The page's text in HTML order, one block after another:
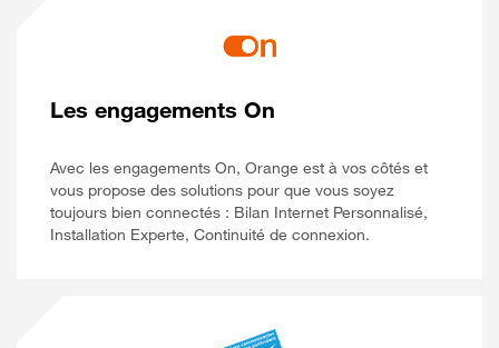
Les engagements On
Avec les engagements On, Orange est à vos côtés et
vous propose des solutions pour que vous soyez
toujours bien connectés : Bilan Internet Personnalisé,
Installation Experte, Continuité de connexion.